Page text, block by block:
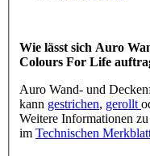
Wie lässt sich Auro
Colours For Life
Auro Wand- und
kann gestrichen, gerollt
Weitere Informationen
im Technischen